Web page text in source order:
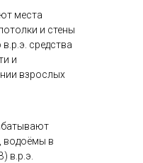
места
и стены
средства
и
взрослых
водоёмы в
в.р.э.